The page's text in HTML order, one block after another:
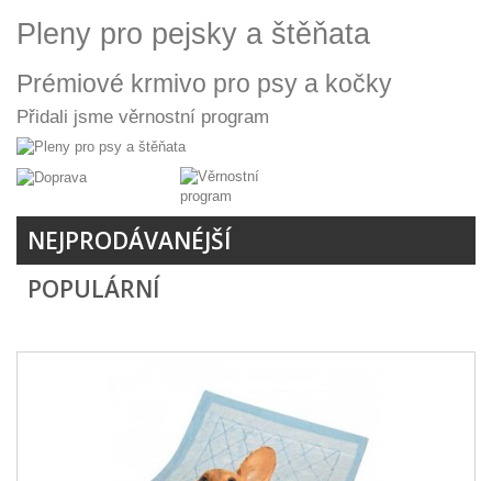
Pleny pro pejsky a štěňata
Prémiové krmivo pro psy a kočky
Přidali jsme věrnostní program
NEJPRODÁVANÉJŠÍ
POPULÁRNÍ